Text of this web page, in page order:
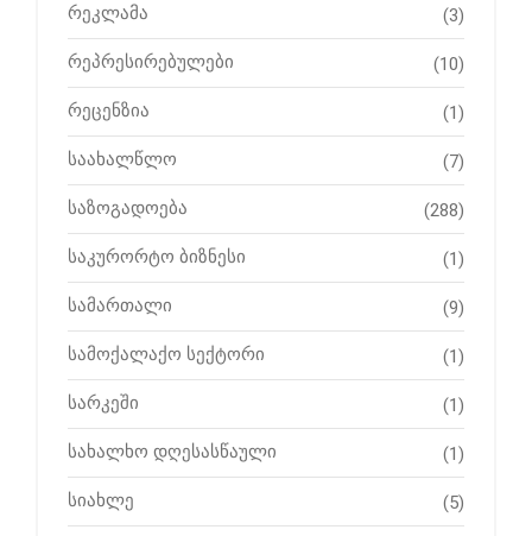
რეკლამა (3)
რეპრესირებულები (10)
რეცენზია (1)
საახალწლო (7)
საზოგადოება (288)
საკურორტო ბიზნესი (1)
სამართალი (9)
სამოქალაქო სექტორი (1)
სარკეში (1)
სახალხო დღესასწაული (1)
სიახლე (5)